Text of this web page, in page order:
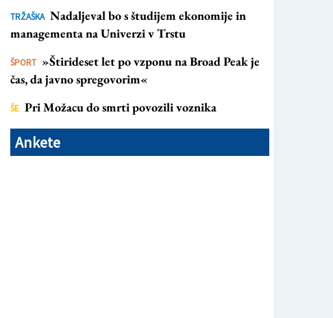
TRŽAŠKA Nadaljeval bo s študijem ekonomije in
managementa na Univerzi v Trstu
ŠPORT »Štirideset let po vzponu na Broad Peak je
čas, da javno spregovorim«
ŠE Pri Možacu do smrti povozili voznika
Ankete